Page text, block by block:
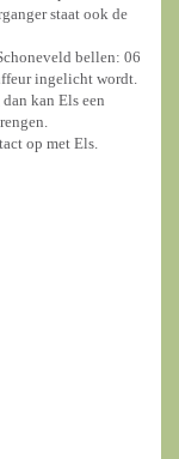
staat ook de
bellen: 06
ingelicht wordt.
kan Els een
op met Els.